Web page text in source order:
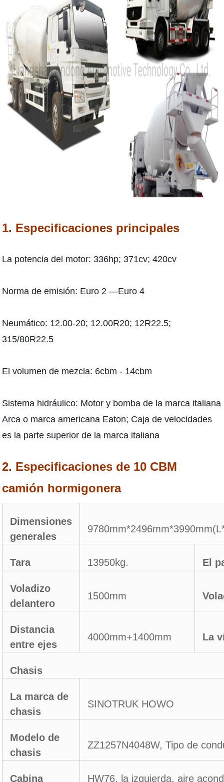
1. Especificaciones principales
La potencia del motor: 336hp; 371cv; 420cv
Norma de emisión: Euro 2 ---Euro 4
Neumático: 12.00-20; 12.00R20; 12R22.5;
315/80R22.5
El volumen de mezcla: 6cbm - 14cbm
Sistema hidráulico: Motor y bomba de la marca italiana
Arca o marca americana Eaton; Caja de velocidades
es la parte superior de la marca italiana
2. Especificaciones de 10 CBM
camión hormigonera
Dimensiones
generales
Tara 13950kg. El
Voladizo
delantero
1500mm
Distancia
entre ejes
4000mm+1400mm La
Chasis
La marca de
chasis
SINOTRUK HOWO
Modelo de
chasis
ZZ1257N4048W, Tipo de
Cabina HW76, la izquierda, aire